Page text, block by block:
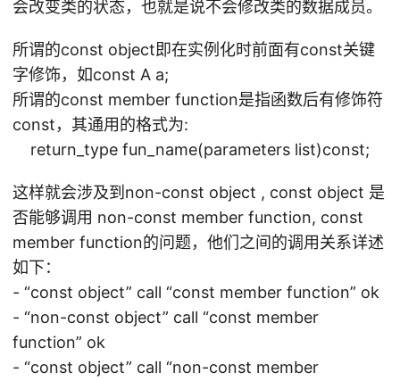
会改变类的状态，也就是说不会修改类的数据成员。
所谓的const object即在实例化时前面有const关键
字修饰，如const A a;
所谓的const member function是指函数后有修饰符
const，其通用的格式为:
return_type fun_name(parameters list)const;
这样就会涉及到non-const object , const object 是
否能够调用 non-const member function, const
member function的问题，他们之间的调用关系详述
如下：
- “const object” call “const member function” ok
- “non-const object” call “const member
function” ok
- “const object” call “non-const member